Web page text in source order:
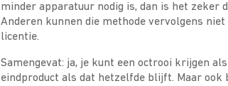
minder apparatuur nodig is, dan is het zeker
Anderen kunnen die methode vervolgens
licentie.
Samengevat: ja, je kunt een octrooi krijgen
eindproduct als dat hetzelfde blijft. Maar